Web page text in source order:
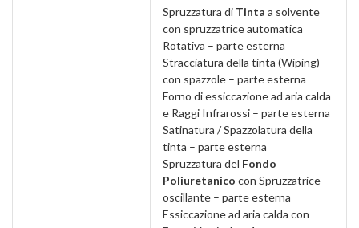
Spruzzatura di Tinta a solvente
con spruzzatrice automatica
Rotativa – parte esterna
Stracciatura della tinta (Wiping)
con spazzole – parte esterna
Forno di essiccazione ad aria calda
e Raggi Infrarossi – parte esterna
Satinatura / Spazzolatura della
tinta – parte esterna
Spruzzatura del Fondo
Poliuretanico con Spruzzatrice
oscillante – parte esterna
Essiccazione ad aria calda con